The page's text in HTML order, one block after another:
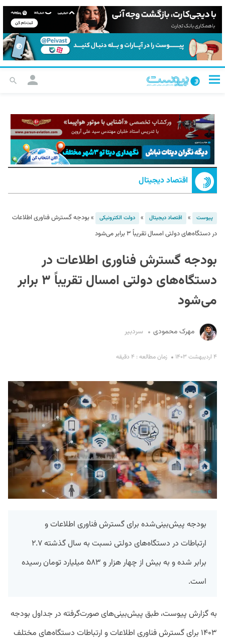
اقتصاد دیجیتال
پیوست » اقتصاد دیجیتال » دولت الکترونیکی »بودجه گسترش فناوری اطلاعات
در دستگاه‌های دولتی امسال تقریباً ۳ برابر می‌شود
بودجه گسترش فناوری اطلاعات در
دستگاه‌های دولتی امسال تقریباً ۳ برابر
می‌شود
مهرک محمودی سردبیر
۴ اردیبهشت ۱۴۰۳ زمان مطالعه : ۴ دقیقه
بودجه پیش‌بینی‌شده برای گسترش فناوری اطلاعات و
ارتباطات در دستگاه‌های دولتی نسبت به سال گذشته ۲.۷
برابر شده و به بیش از چهار هزار و ۵۸۳ میلیارد تومان رسیده
است.
به گزارش پیوست، طبق پیش‌بینی‌های صورت‌گرفته در جداول بودجه
۱۴۰۳ برای گسترش فناوری اطلاعات و ارتباطات دستگاه‌های مختلف